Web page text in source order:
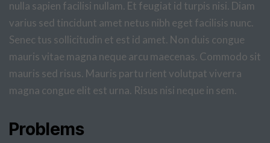
nulla sapien facilisi nullam. Et feugiat id turpis nisi. Diam
varius sed tincidunt amet netus nibh eget facilisis nunc.
Senec tus sollicitudin et est id amet. Non duis congue
mauris vitae magna neque arcu maecenas. Commodo sit
mauris sed risus. Mauris partu rient volutpat viverra
magna congue elit est urna. Risus nisi neque in sem.
Problems